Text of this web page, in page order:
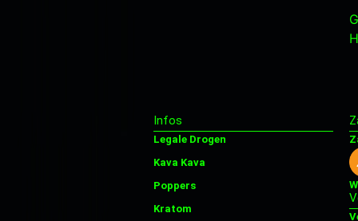
Infos
Legale Drogen
Kava Kava
Poppers
Kratom